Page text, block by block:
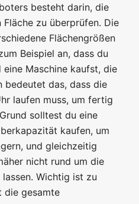
besteht darin, die
zu überprüfen. Die
Flächengrößen
Beispiel an, dass du
eine Maschine kaufst, die
bedeutet das, dass die
laufen muss, um fertig
solltest du eine
kaufen, um
und gleichzeitig
nicht rund um die
Wichtig ist zu
die gesamte